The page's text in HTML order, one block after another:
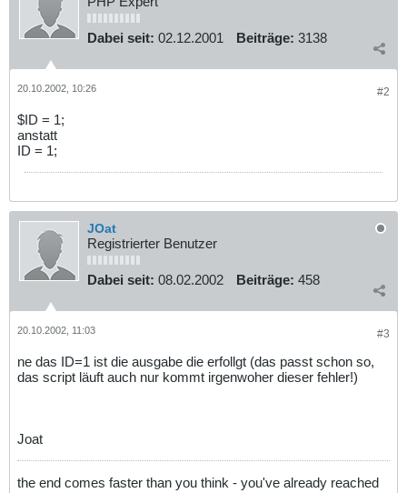
Dabei seit: 02.12.2001 Beiträge: 3138
#2
20.10.2002, 10:26
$ID = 1;
anstatt
ID = 1;
JOat
Registrierter Benutzer
Dabei seit: 08.02.2002 Beiträge: 458
#3
20.10.2002, 11:03
ne das ID=1 ist die ausgabe die erfollgt (das passt schon so,
das script läuft auch nur kommt irgenwoher dieser fehler!)
Joat
the end comes faster than you think - you've already reached